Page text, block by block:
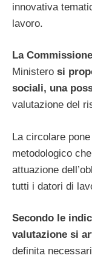
innovativa
lavoro.
La
Ministero si
sociali, una
valutazione del
La circolare
metodologico
attuazione
tutti i datori di
Secondo le
valutazione si
definita